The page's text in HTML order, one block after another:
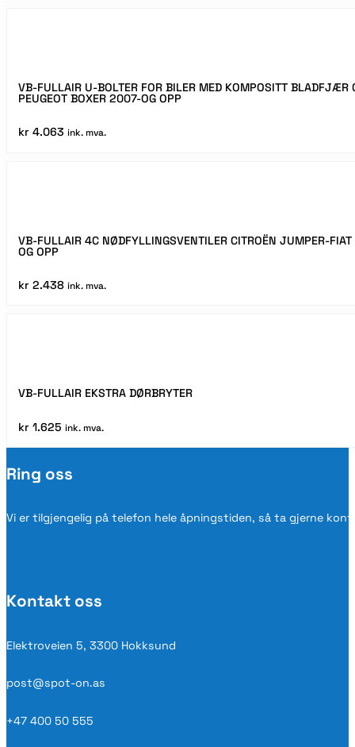
VB-FULLAIR U-BOLTER FOR BILER MED KOMPOSITT BLADFJÆR
PEUGEOT BOXER 2007-OG OPP
kr 4.063 ink. mva.
VB-FULLAIR 4C NØDFYLLINGSVENTILER CITROËN JUMPER-
OG OPP
kr 2.438 ink. mva.
VB-FULLAIR EKSTRA DØRBRYTER
kr 1.625 ink. mva.
Ring oss
Vi er tilgjengelig på telefon hele åpningstiden, så ta gjerne
Kontakt oss
Elektroveien 5, 3300 Hokksund
post@spot-on.as
+47 400 50 555